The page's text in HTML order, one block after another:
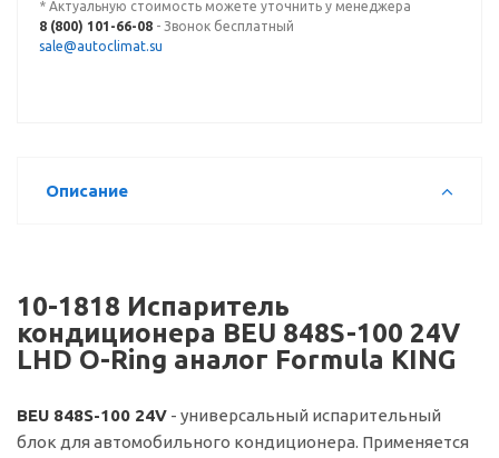
* Актуальную стоимость можете уточнить у менеджера
8 (800) 101-66-08 - Звонок бесплатный
sale@autoclimat.su
Описание
10-1818 Испаритель
кондиционера BEU 848S-100 24V
LHD O-Ring аналог Formula KING
BEU 848S-100 24V - универсальный испарительный
блок для автомобильного кондиционера. Применяется